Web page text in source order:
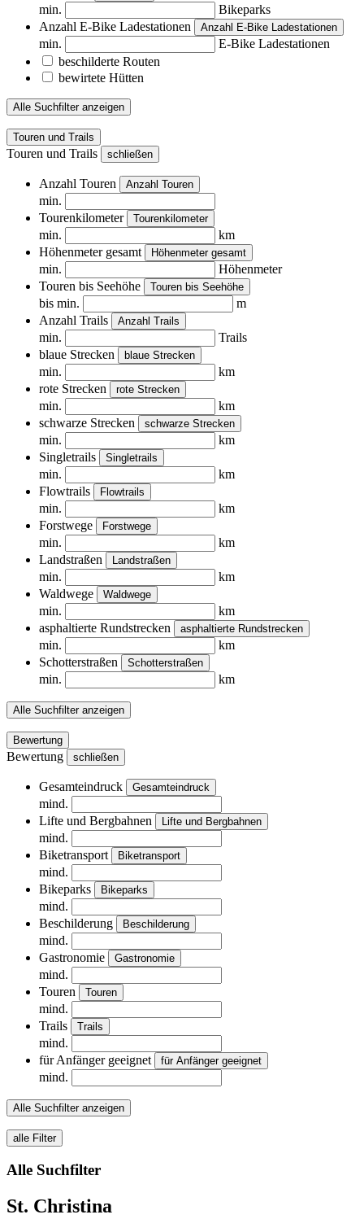
min.
Bikeparks
Anzahl E-Bike Ladestationen
Anzahl E-Bike Ladestationen
min.
E-Bike Ladestationen
beschilderte Routen
bewirtete Hütten
Alle Suchfilter anzeigen
Touren und Trails
Touren und Trails schließen
Anzahl Touren Anzahl Touren
min.
Tourenkilometer
Tourenkilometer
min.
km
Höhenmeter gesamt
Höhenmeter gesamt
min.
Höhenmeter
Touren bis Seehöhe
Touren bis Seehöhe
bis min.
m
Anzahl Trails
Anzahl Trails
min.
Trails
blaue Strecken
blaue Strecken
min.
km
rote Strecken
rote Strecken
min.
km
schwarze Strecken
schwarze Strecken
min.
km
Singletrails
Singletrails
min.
km
Flowtrails
Flowtrails
min.
km
Forstwege
Forstwege
min.
km
Landstraßen
Landstraßen
min.
km
Waldwege
Waldwege
min.
km
asphaltierte Rundstrecken
asphaltierte Rundstrecken
min.
km
Schotterstraßen
Schotterstraßen
min. km
Alle Suchfilter anzeigen
Bewertung
Bewertung schließen
Gesamteindruck Gesamteindruck
mind.
Lifte und Bergbahnen
Lifte und Bergbahnen
mind.
Biketransport
Biketransport
mind.
Bikeparks
Bikeparks
mind.
Beschilderung
Beschilderung
mind.
Gastronomie
Gastronomie
mind.
Touren
Touren
mind.
Trails
Trails
mind.
für Anfänger geeignet
für Anfänger geeignet
mind.
Alle Suchfilter anzeigen
alle Filter
Alle Suchfilter
St. Christina